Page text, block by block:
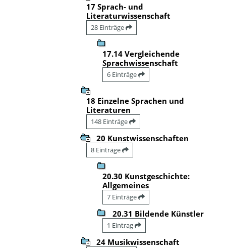
17 Sprach- und
Literaturwissenschaft
28 Einträge
17.14 Vergleichende
Sprachwissenschaft
6 Einträge
18 Einzelne Sprachen und
Literaturen
148 Einträge
20 Kunstwissenschaften
8 Einträge
20.30 Kunstgeschichte:
Allgemeines
7 Einträge
20.31 Bildende Künstler
1 Eintrag
24 Musikwissenschaft